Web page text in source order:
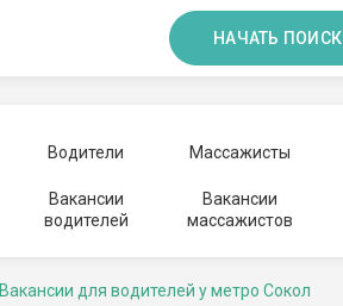
НАЧАТЬ ПОИСК
Водители Массажисты
Вакансии
водителей
Вакансии
массажистов
Вакансии для водителей у метро Сокол